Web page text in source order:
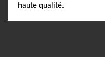
haute qualité.